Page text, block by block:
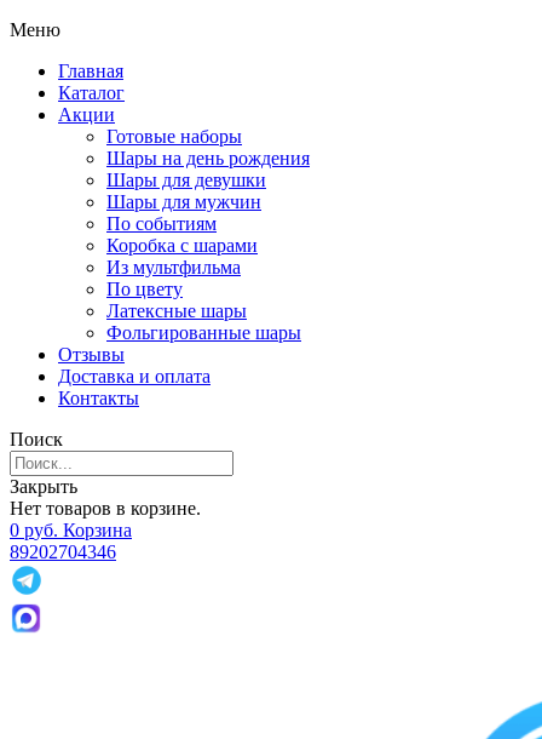
Меню
Главная
Каталог
Акции
Готовые наборы
Шары на день рождения
Шары для девушки
Шары для мужчин
По событиям
Коробка с шарами
Из мультфильма
По цвету
Латексные шары
Фольгированные шары
Отзывы
Доставка и оплата
Контакты
Поиск
Закрыть
Нет товаров в корзине.
0 руб. Корзина
89202704346